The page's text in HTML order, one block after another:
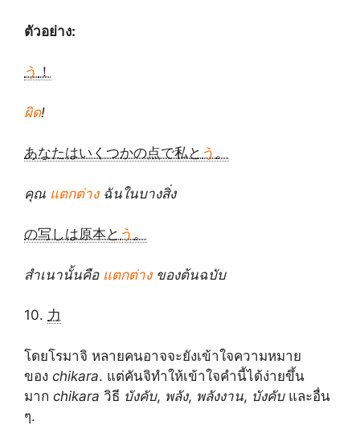
ตัวอย่าง:
う ！
ผิด!
あなたはいくつかの点で私と う 。
คุณ แตกต่างฉันในบางสิ่ง
の写しは原本と う 。
สำเนานั้นคือ แตกต่างของต้นฉบับ
10. 力
โดยโรมาจิ หลายคนอาจจะยังเข้าใจความหมาย
ของ chikara. แต่คันจิทำให้เข้าใจคำนี้ได้ง่ายขึ้น
มาก chikara วิธี บังคับ, พลัง, พลังงาน, บังคับ และอื่น
ๆ.